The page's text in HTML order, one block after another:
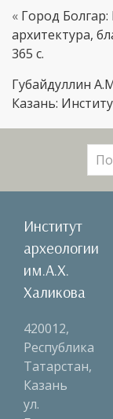
« Город
архитектура,
365 с.
Губайдуллин
Казань:
Институт
археологии
им.А.Х.
Халикова
420012,
Республика
Татарстан,
Казань
ул.